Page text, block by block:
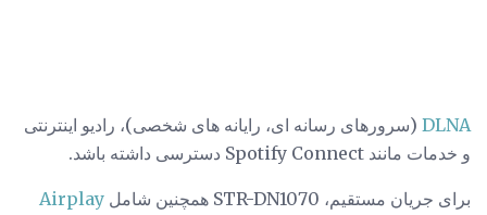
DLNA (سرورهای رسانه ای، رایانه های شخصی)، رادیو اینترنتی
و خدمات مانند Spotify Connect دسترسی داشته باشد.
برای جریان مستقیم، STR-DN1070 همچنین شامل
Airplay